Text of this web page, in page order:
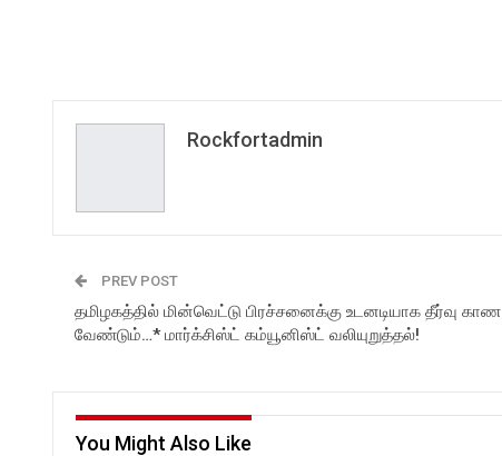
Rockfortadmin
PREV POST
தமிழகத்தில் மின்வெட்டு பிரச்சனைக்கு உடனடியாக தீர்வு காண
வேண்டும்…* மார்க்சிஸ்ட் கம்யூனிஸ்ட் வலியுறுத்தல்!
You Might Also Like